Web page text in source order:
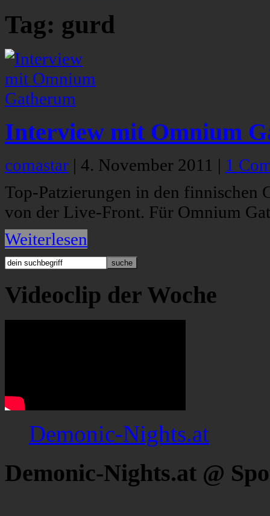
Tag: gurd
Interview mit Omnium
comastar | 4. November 2011 | 1
Top-Patzierungen in den finnischen
von der Live-Front. Für Omnium
Weiterlesen
Videoclip der Woche
Demonic-Nights.at
Demonic-Nights.at @